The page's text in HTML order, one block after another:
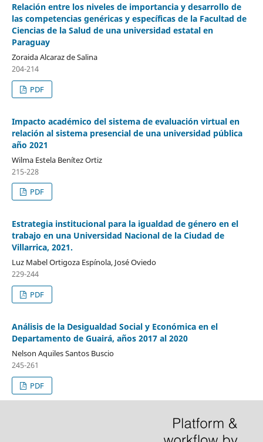
Relación entre los niveles de importancia y desarrollo de
las competencias genéricas y específicas de la Facultad de
Ciencias de la Salud de una universidad estatal en
Paraguay
Zoraida Alcaraz de Salina
204-214
PDF
Impacto académico del sistema de evaluación virtual en
relación al sistema presencial de una universidad pública
año 2021
Wilma Estela Benítez Ortiz
215-228
PDF
Estrategia institucional para la igualdad de género en el
trabajo en una Universidad Nacional de la Ciudad de
Villarrica, 2021.
Luz Mabel Ortigoza Espínola, José Oviedo
229-244
PDF
Análisis de la Desigualdad Social y Económica en el
Departamento de Guairá, años 2017 al 2020
Nelson Aquiles Santos Buscio
245-261
PDF